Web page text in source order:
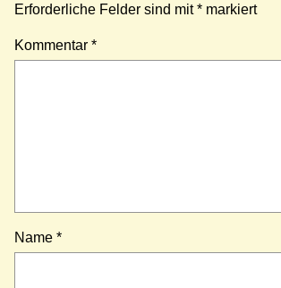
Erforderliche Felder sind mit* markiert
Kommentar *
Name *